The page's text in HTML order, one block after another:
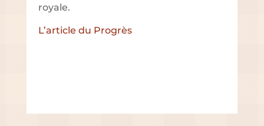
royale.
L’article du Progrès